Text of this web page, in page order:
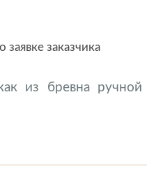
заказчика
из бревна ручной